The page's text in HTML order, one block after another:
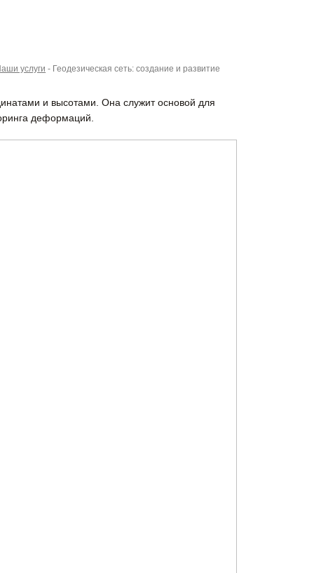
услуги - Геодезическая сеть: создание и развитие
и высотами. Она служит основой для
деформаций.